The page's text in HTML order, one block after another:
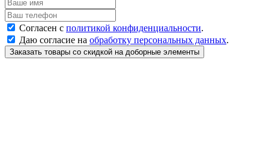
Согласен с политикой конфиденциальности.
Даю согласие на обработку персональных данных.
Заказать товары со скидкой на доборные элементы